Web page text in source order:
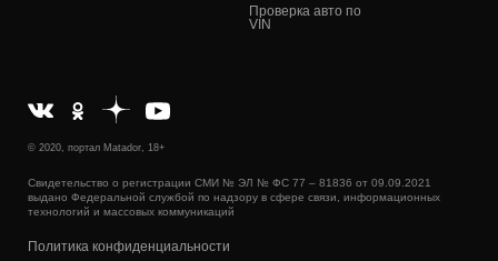
Проверка авто по
VIN
© 2020, портал Matador, 18+
Свидетельство о регистрации СМИ № ЭЛ № ФС 77 – 81836 от 09.09.2021
выдано Федеральной службой по надзору в сфере связи, информационных
технологий и массовых коммуникаций
Политика конфиденциальности